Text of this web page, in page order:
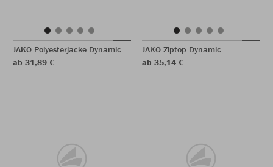
JAKO Polyesterjacke Dynamic
ab 31,89 €
JAKO Ziptop Dynamic
ab 35,14 €